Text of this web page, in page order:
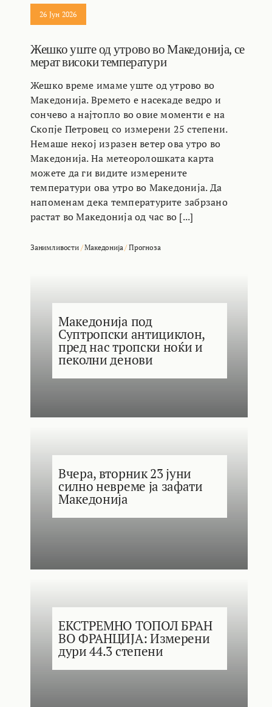
26 Јун 2026
Жешко уште од утрово во Македонија, се
мерат високи температури
Жешко време имаме уште од утрово во
Македонија. Времето е насекаде ведро и
сончево а најтопло во овие моменти е на
Скопје Петровец со измерени 25 степени.
Немаше некој изразен ветер ова утро во
Македонија. На метеоролошката карта
можете да ги видите измерените
температури ова утро во Македонија. Да
напоменам дека температурите забрзано
растат во Македонија од час во [...]
Занимливости/Македонија /Прогноза
Македонија под
Суптропски антициклон,
пред нас тропски ноќи и
пеколни денови
Вчера, вторник 23 јуни
силно невреме ја зафати
Македонија
ЕКСТРЕМНО ТОПОЛ БРАН
ВО ФРАНЦИЈА: Измерени
дури 44.3 степени